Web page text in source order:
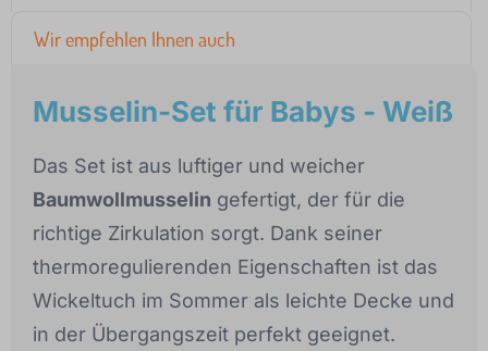
Wir empfehlen Ihnen auch
Musselin-Set für Babys - Weiß
Das Set ist aus luftiger und weicher
Baumwollmusselin gefertigt, der für die
richtige Zirkulation sorgt. Dank seiner
thermoregulierenden Eigenschaften ist das
Wickeltuch im Sommer als leichte Decke und
in der Übergangszeit perfekt geeignet.